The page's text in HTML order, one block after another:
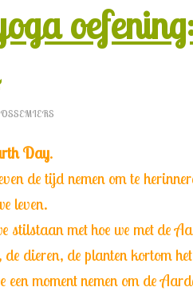
Day.
de tijd nemen om te
leven.
stilstaan met hoe we met de
de dieren, de planten kortom
een moment nemen om de